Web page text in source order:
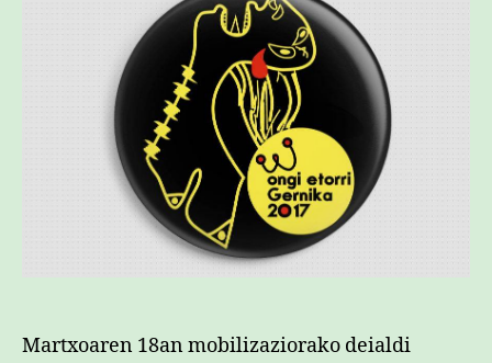
#18M
sarreran
Martxoaren 18an mobilizaziorako deialdi